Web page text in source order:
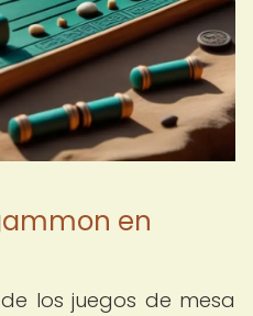
en
los juegos de mesa